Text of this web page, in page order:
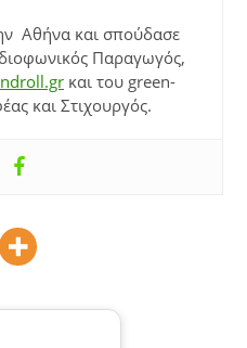
Αθήνα και σπούδασε
Παραγωγός,
και του green-
και Στιχουργός.